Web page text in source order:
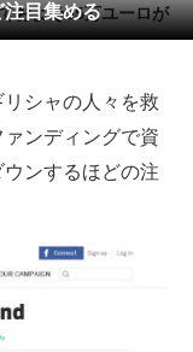
目集める
およそ55万ユーロが
シャの人々を救
ンディングで資
ンするほどの注